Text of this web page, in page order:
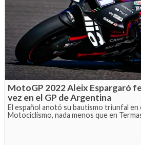
MotoGP 2022 Aleix Espargaró
vez en el GP de Argentina
El español anotó su bautismo triunfal en
Motociclismo, nada menos que en